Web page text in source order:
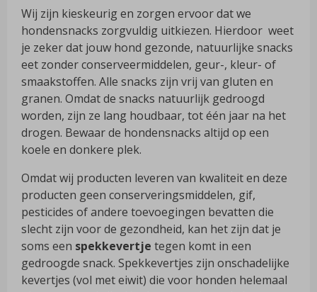
Wij zijn kieskeurig en zorgen ervoor dat we
hondensnacks zorgvuldig uitkiezen. Hierdoor weet
je zeker dat jouw hond gezonde, natuurlijke snacks
eet zonder conserveermiddelen, geur-, kleur- of
smaakstoffen. Alle snacks zijn vrij van gluten en
granen. Omdat de snacks natuurlijk gedroogd
worden, zijn ze lang houdbaar, tot één jaar na het
drogen. Bewaar de hondensnacks altijd op een
koele en donkere plek.
Omdat wij producten leveren van kwaliteit en deze
producten geen conserveringsmiddelen, gif,
pesticides of andere toevoegingen bevatten die
slecht zijn voor de gezondheid, kan het zijn dat je
soms een spekkevertje tegen komt in een
gedroogde snack. Spekkevertjes zijn onschadelijke
kevertjes (vol met eiwit) die voor honden helemaal